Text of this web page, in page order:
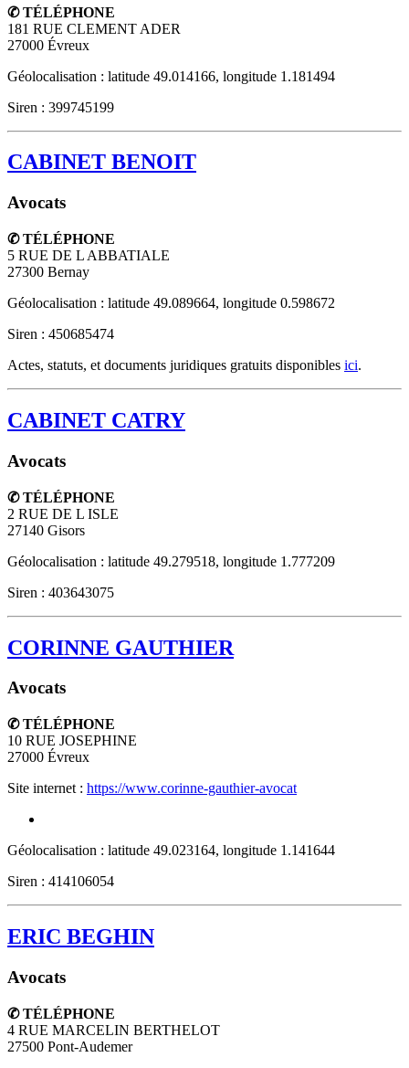
✆ TÉLÉPHONE
181 RUE CLEMENT ADER
27000 Évreux
Géolocalisation : latitude 49.014166, longitude 1.181494
Siren : 399745199
CABINET BENOIT
Avocats
✆ TÉLÉPHONE
5 RUE DE L ABBATIALE
27300 Bernay
Géolocalisation : latitude 49.089664, longitude 0.598672
Siren : 450685474
Actes, statuts, et documents juridiques gratuits disponibles ici.
CABINET CATRY
Avocats
✆ TÉLÉPHONE
2 RUE DE L ISLE
27140 Gisors
Géolocalisation : latitude 49.279518, longitude 1.777209
Siren : 403643075
CORINNE GAUTHIER
Avocats
✆ TÉLÉPHONE
10 RUE JOSEPHINE
27000 Évreux
Site internet : https://www.corinne-gauthier-avocat
Géolocalisation : latitude 49.023164, longitude 1.141644
Siren : 414106054
ERIC BEGHIN
Avocats
✆ TÉLÉPHONE
4 RUE MARCELIN BERTHELOT
27500 Pont-Audemer